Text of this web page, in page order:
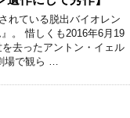
れている脱出バイオレン
。 惜しくも2016年6月19
去ったアントン・イェル
場で観ら …